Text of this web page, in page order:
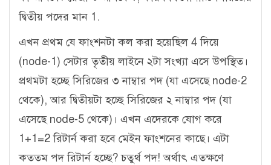
দ্বিতীয় পদের মান 1.
এখন প্রথম যে ফাংশনটা কল করা হয়েছিল 4 দিয়ে
(node-1) সেটার তৃতীয় লাইনে ২টা সংখ্যা এসে উপস্থিত।
প্রথমটা হচ্ছে সিরিজের ৩ নাম্বার পদ (যা এসেছে node-2
থেকে), আর দ্বিতীয়টা হচ্ছে সিরিজের ২ নাম্বার পদ (যা
এসেছে node-5 থেকে)। এখন এদেরকে যোগ করে
1+1=2 রিটার্ন করা হবে মেইন ফাংশনের কাছে। এটা
কততম পদ রিটার্ন হচ্ছে? চতুর্থ পদ! অর্থাৎ এতক্ষণে